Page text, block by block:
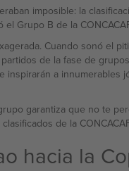
imposible: la
Grupo B de la
Cuando sonó el
de la fase de
a
garantiza que no te
de la
hacia la